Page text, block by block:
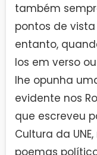
também
pontos de
entanto,
los em verso
lhe opunha
evidente nos
que escreveu
Cultura da
poemas